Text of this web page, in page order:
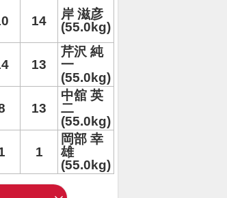
14
岸 滋彦
(55.0kg)
13
芹沢 純
一
(55.0kg)
13
中舘 英
二
(55.0kg)
1
岡部 幸
雄
(55.0kg)